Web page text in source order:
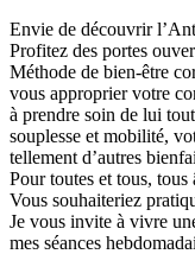
Envie de découvrir
Profitez des portes
Méthode de bien-être
vous approprier votre
à prendre soin de lui
souplesse et mobilité,
tellement d’autres
Pour toutes et tous,
Vous souhaiteriez
Je vous invite à vivre
mes séances